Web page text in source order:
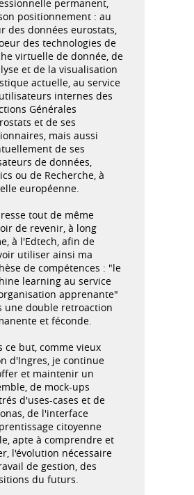
permanent,
positionnement : au
des données eurostats,
des technologies de
virtuelle de donnée, de
et de la visualisation
actuelle, au service
internes des
Générales
et de ses
mais aussi
de ses
de données,
ou de Recherche, à
européenne.
tout de même
de revenir, à long
à l'Edtech, afin de
utiliser ainsi ma
de compétences : "le
learning au service
apprenante"
une double retroaction
et féconde.
ce but, comme vieux
d'Ingres, je continue
et maintenir un
de mock-ups
d'uses-cases et de
de l'interface
citoyenne
apte à comprendre et
l'évolution nécessaire
de gestion, des
du futurs.